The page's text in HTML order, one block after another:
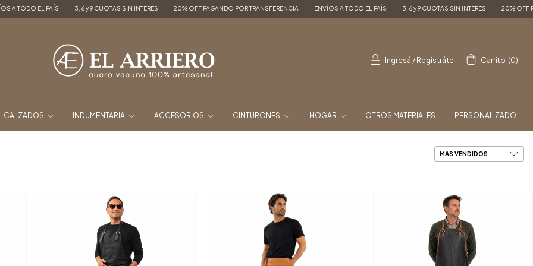
3, 6 y 9 CUOTAS SIN INTERES 20% OFF PAGANDO POR TRANSFERENCIA ENVÍOS A TODO EL PAÍS 3, 6 y 9 CUOTAS SIN INTERES 20% OFF PAGANDO POR
Ingresá / Registráte Carrito (0)
CALZADOS INDUMENTARIA ACCESORIOS CINTURONES HOGAR OTROS MATERIALES PERSONALIZADO